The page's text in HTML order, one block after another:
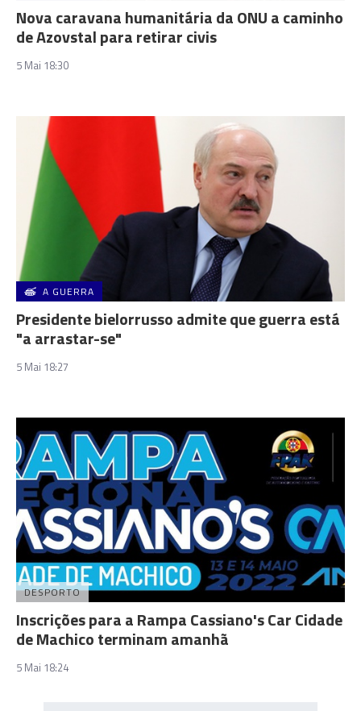
Nova caravana humanitária da ONU a caminho
de Azovstal para retirar civis
5 Mai 18:30
A GUERRA
Presidente bielorrusso admite que guerra está
"a arrastar-se"
5 Mai 18:27
DESPORTO
Inscrições para a Rampa Cassiano's Car Cidade
de Machico terminam amanhã
5 Mai 18:24